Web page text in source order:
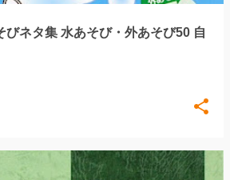
びネタ集 水あそび・外あそび50 自